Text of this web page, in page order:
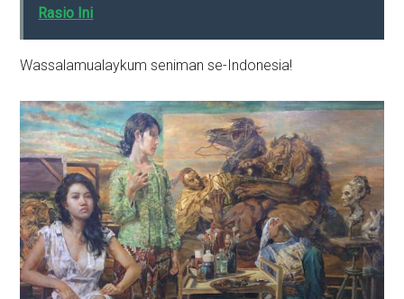
Rasio Ini
Wassalamualaykum seniman se-Indonesia!